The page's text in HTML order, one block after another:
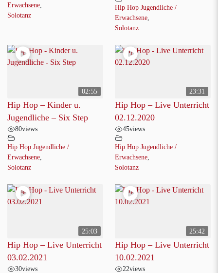
Erwachsene
Solotanz
Hip Hop Jugendliche /
Erwachsene
Solotanz
02:55
Hip Hop – Kinder u.
Jugendliche – Six Step
80views
Hip Hop Jugendliche /
Erwachsene,
Solotanz
23:31
Hip Hop – Live Unterricht
02.12.2020
45views
Hip Hop Jugendliche /
Erwachsene,
Solotanz
25:03
Hip Hop – Live Unterricht
03.02.2021
30views
25:42
Hip Hop – Live Unterricht
10.02.2021
22views